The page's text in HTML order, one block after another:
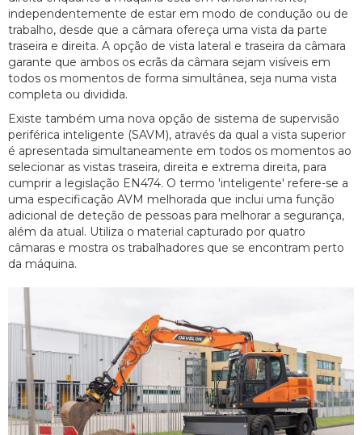
independentemente de estar em modo de condução ou de
trabalho, desde que a câmara ofereça uma vista da parte
traseira e direita. A opção de vista lateral e traseira da câmara
garante que ambos os ecrãs da câmara sejam visíveis em
todos os momentos de forma simultânea, seja numa vista
completa ou dividida.
Existe também uma nova opção de sistema de supervisão
periférica inteligente (SAVM), através da qual a vista superior
é apresentada simultaneamente em todos os momentos ao
selecionar as vistas traseira, direita e extrema direita, para
cumprir a legislação EN474. O termo 'inteligente' refere-se a
uma especificação AVM melhorada que inclui uma função
adicional de deteção de pessoas para melhorar a segurança,
além da atual. Utiliza o material capturado por quatro
câmaras e mostra os trabalhadores que se encontram perto
da máquina.